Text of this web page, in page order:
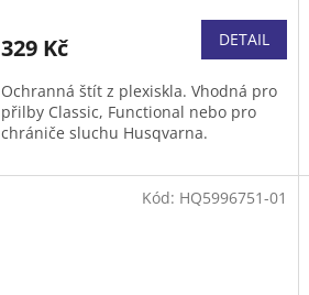
329 Kč DETAIL
Ochranná štít z plexiskla. Vhodná pro
přilby Classic, Functional nebo pro
chrániče sluchu Husqvarna.
Kód: HQ5996751-01